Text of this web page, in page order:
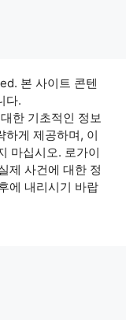
본 사이트 콘텐
다.
한 기초적인 정보
하게 제공하며, 이
마십시오. 로가이
제 사건에 대한 정
에 내리시기 바랍